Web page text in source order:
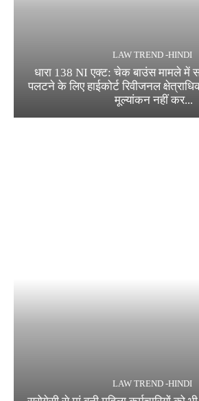
LAW TREND -HINDI
धारा 138 NI एक्ट: चेक बाउंस मामले में
पलटने के लिए हाईकोर्ट रिवीजनल
मूल्यांकन नहीं कर...
LAW TREND -HINDI